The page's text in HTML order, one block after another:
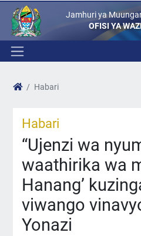
Jamhuri ya
OFISI YA
Habari
Habari
“Ujenzi wa
waathirika wa
Hanang’
viwango
Yonazi